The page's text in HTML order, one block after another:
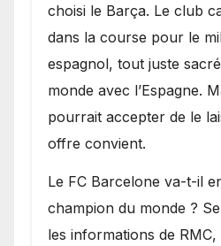
choisi le Barça. Le club
dans la course pour le
espagnol, tout juste
monde avec l’Espagne.
pourrait accepter de le
offre convient.
​Le FC Barcelone va-t-il
champion du monde ?
les informations de